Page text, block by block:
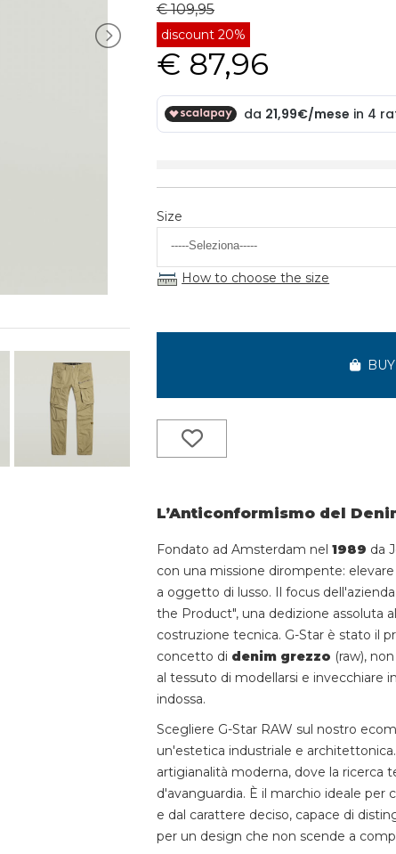
€ 109,95
discount 20%
€ 87,96
Size
How to choose the size
BUY
L’Anticonformismo del
Fondato ad Amsterdam nel1989 da
con una missione dirompente:
a oggetto di lusso. Il focus
the Product", una dedizione assoluta
costruzione tecnica. G-Star è stato il
concetto di denim grezzo (raw),
al tessuto di modellarsi e invecchiare
indossa.
Scegliere G-Star RAW sul nostro
un'estetica industriale e
artigianalità moderna, dove la ricerca
d'avanguardia. È il marchio ideale per
e dal carattere deciso, capace di
per un design che non scende a